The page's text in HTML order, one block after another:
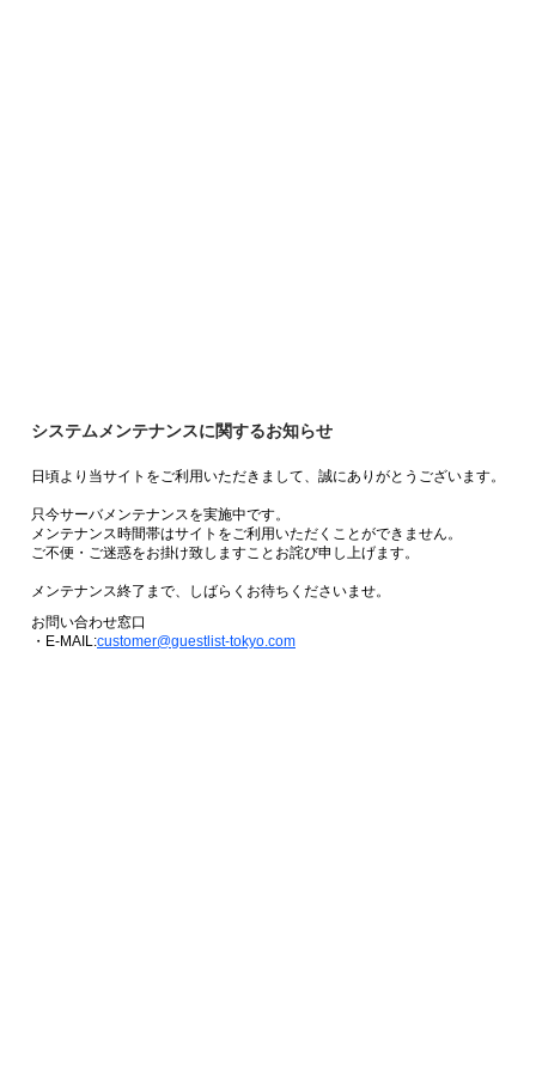
システムメンテナンスに関するお知らせ
日頃より当サイトをご利用いただきまして、誠にありがとうございます。
只今サーバメンテナンスを実施中です。
メンテナンス時間帯はサイトをご利用いただくことができません。
ご不便・ご迷惑をお掛け致しますことお詫び申し上げます。
メンテナンス終了まで、しばらくお待ちくださいませ。
お問い合わせ窓口
・E-MAIL:customer@guestlist-tokyo.com